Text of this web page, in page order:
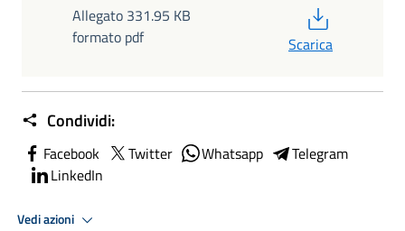
Allegato 331.95 KB
formato pdf
Scarica
Condividi:
Facebook Twitter Whatsapp
Telegram
LinkedIn
Vedi azioni